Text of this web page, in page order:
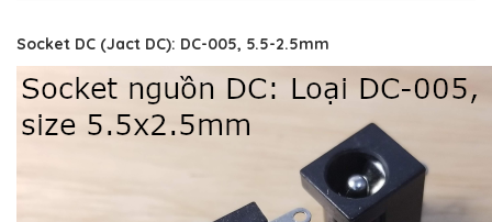
Socket DC (Jact DC): DC-005, 5.5-2.5mm